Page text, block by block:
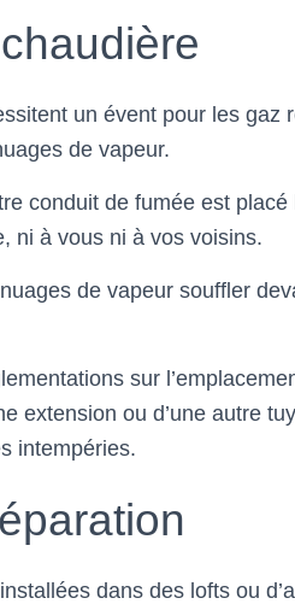
un évent pour les gaz
​​de vapeur.
conduit de fumée est
ni à vous ni à vos voisins.
​​de vapeur souffler
sur
extension ou d’une autre
intempéries.
dans des lofts ou